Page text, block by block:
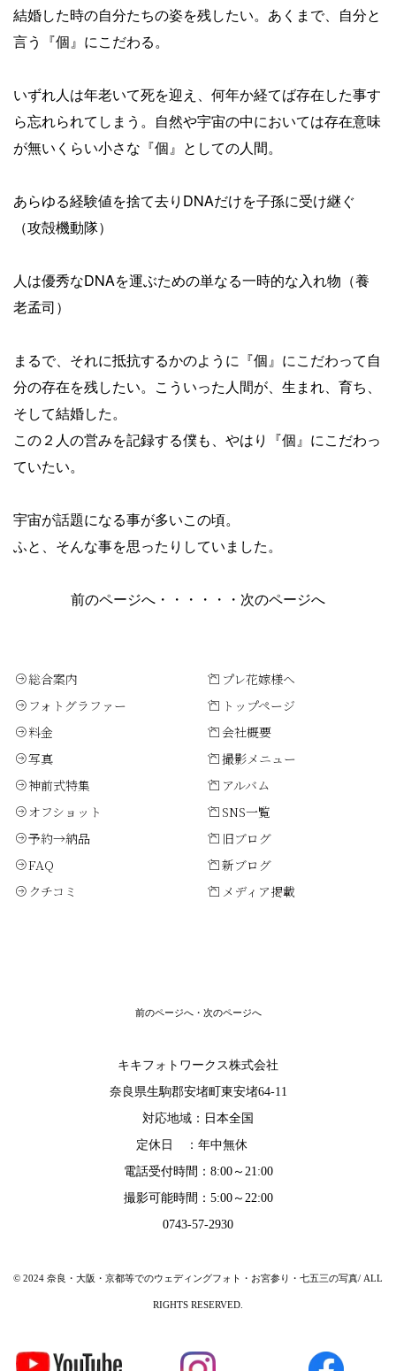
結婚した時の自分たちの姿を残したい。あくまで、自分と
言う『個』にこだわる。
いずれ人は年老いて死を迎え、何年か経てば存在した事す
ら忘れられてしまう。自然や宇宙の中においては存在意味
が無いくらい小さな『個』としての人間。
あらゆる経験値を捨て去りDNAだけを子孫に受け継ぐ
（攻殻機動隊）
人は優秀なDNAを運ぶための単なる一時的な入れ物（養
老孟司）
まるで、それに抵抗するかのように『個』にこだわって自
分の存在を残したい。こういった人間が、生まれ、育ち、
そして結婚した。
この２人の営みを記録する僕も、やはり『個』にこだわっ
ていたい。
宇宙が話題になる事が多いこの頃。
ふと、そんな事を思ったりしていました。
前のページへ ・・・・・・ 次のページへ
総合案内
フォトグラファー
料金
写真
神前式特集
オフショット
予約→納品
FAQ
クチコミ
プレ花嫁様へ
トップページ
会社概要
撮影メニュー
アルバム
SNS一覧
旧ブログ
新ブログ
メディア掲載
前のページへ・ 次のページへ
キキフォトワークス株式会社
奈良県生駒郡安堵町東安堵64-11
対応地域： 日本全国
定休日 ：年中無休
電話受付時間：8:00～21:00
撮影可能時間：5:00～22:00
0743-57-2930
© 2024 奈良・大阪・京都等でのウェディングフォト・お宮参り・七五三の写真/ ALL
RIGHTS RESERVED.